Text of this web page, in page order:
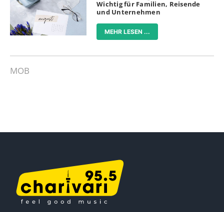
Wichtig für Familien, Reisende
und Unternehmen
MEHR LESEN ...
MOB